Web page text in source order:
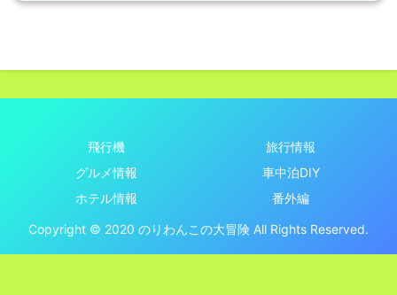
飛行機
旅行情報
グルメ情報
車中泊DIY
ホテル情報
番外編
Copyright © 2020 のりわんこの大冒険 All Rights Reserved.